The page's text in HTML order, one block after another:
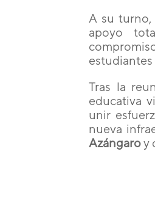
A su
apoyo
estudiantes
Tras la
educativa
unir
nueva
Azángaroy